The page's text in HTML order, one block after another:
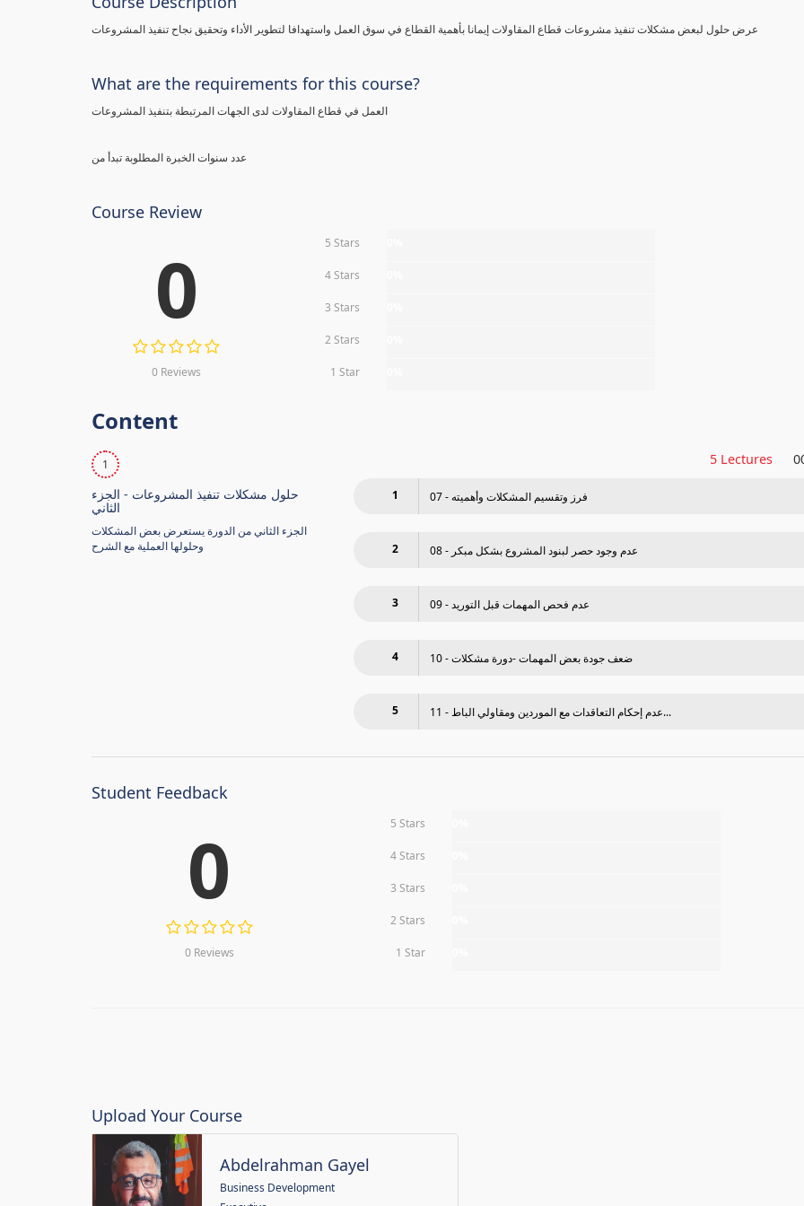
عرض حلول لبعض مشكلات تنفيذ مشروعات قطاع المقاولات إيمانا بأهمية القطاع في سوق العمل واستهدافا لتطوير الأداء وتحقيق نجاح تنفيذ المشروعات
What are the requirements for this course?
عدد سنوات الخبرة المطلوبة تبدأ من
Course Review
0
0 Reviews
5 Stars
4 Stars
3 Stars
2 Stars
1 Star
Content
1 5 Lectures
حلول مشكلات تنفيذ المشروعات - الجزء
الثاني
الجزء الثاني من الدورة يستعرض بعض المشكلات
وحلولها العملية مع الشرح
1 07 - فرز وتقسيم المشكلات وأهميته
2 08 - عدم وجود حصر لبنود المشروع بشكل مبكر
3 09 - عدم فحص المھمات قبل التوريد
4 10 - ضعف جودة بعض المھمات -دورة مشكلات
5 11 - عدم إحكام التعاقدات مع الموردين ومقاولي الباط...
Student Feedback
0
0 Reviews
5 Stars
4 Stars
3 Stars
2 Stars
1 Star
Upload Your Course
Abdelrahman Gayel
Business Development